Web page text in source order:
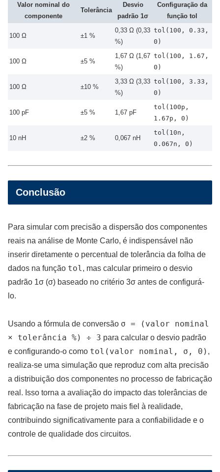
Valor nominal do
componente
Tolerância
Desvio
padrão 1σ
Configuração da
função tol
100 Ω ±1 %
0,33 Ω (0,33
%)
tol(100, 0.33,
0)
100 Ω ±5 %
1,67 Ω (1,67
%)
tol(100, 1.67,
0)
100 Ω ±10 %
3,33 Ω (3,33
%)
tol(100, 3.33,
0)
100 pF ±5 % 1,67 pF
tol(100p,
1.67p, 0)
10 nH ±2 % 0,067 nH
tol(10n,
0.067n, 0)
Conclusão
Para simular com precisão a dispersão dos componentes
reais na análise de Monte Carlo, é indispensável não
inserir diretamente o percentual de tolerância da folha de
dados na função tol, mas calcular primeiro o desvio
padrão 1σ (σ) baseado no critério 3σ antes de configurá-
lo.
Usando a fórmula de conversão σ = (valor nominal
× tolerância %) ÷ 3 para calcular o desvio padrão
e configurando-o como tol(valor nominal, σ, 0) ,
realiza-se uma simulação que reproduz com alta precisão
a distribuição dos componentes no processo de fabricação
real. Isso torna a avaliação do impacto das tolerâncias de
fabricação na fase de projeto mais fiel à realidade,
contribuindo significativamente para a confiabilidade e o
controle de qualidade dos circuitos.